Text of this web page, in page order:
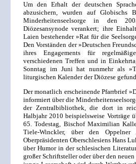
Um den Erhalt der deutschen
abzusichern, wurden auf Globischs
Minderheitenseelsorge in den
Diözesansynode verankert; ihre
Laien bestehender »Rat für die
Den Vorständen der »Deutschen
ihres Engagements für
verschiedenen Treffen und in
Sonntag im Juni hat nunmehr als
liturgischen Kalender der Diözese
Der monatlich erscheinende Pfarrbrief
informiert über die
der Zentralbibliothek, die dort in
Halbjahr 2010 beispielsweise Vorträge
65. Todestag, Bischof Maximilian
Tiele-Winckler, über den Oppelner
Oberpräsidenten Oberschlesiens Hans
über Humor in der schlesischen
großer Schriftsteller oder über den